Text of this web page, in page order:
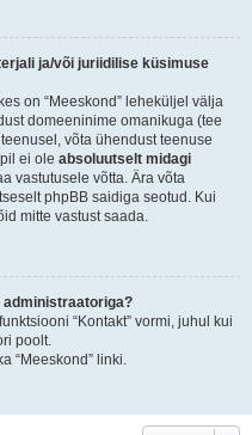
ja/või juriidilise küsimuse
on “Meeskond” leheküljel välja
domeeninime omanikuga (tee
võta ühendust teenuse
ei ole absoluutselt midagi
vastutusele võtta. Ära võta
phpBB saidiga seotud. Kui
mitte vastust saada.
administraatoriga?
“Kontakt” vormi, juhul kui
poolt.
“Meeskond” linki.